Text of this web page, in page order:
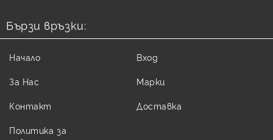
Бързи връзки:
Начало
За Нас
Контакт
Политика за
Вход
Марки
Доставка